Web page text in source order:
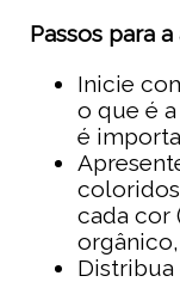
Passos para a
Inicie
o que é
é
cada cor
orgânico,
Distribua